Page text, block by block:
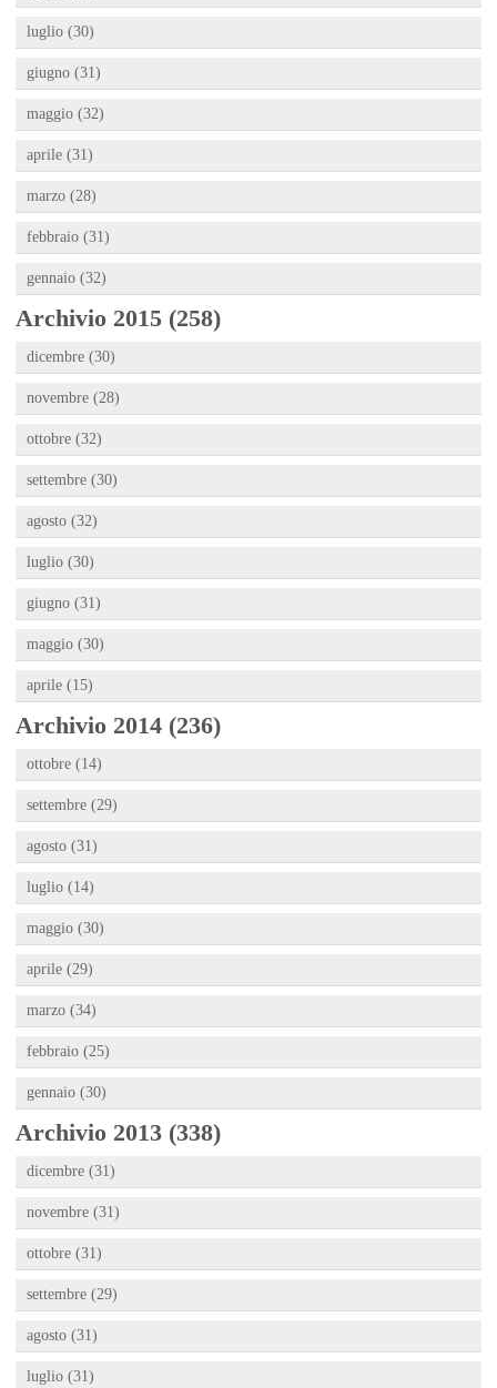
luglio (30)
giugno (31)
maggio (32)
aprile (31)
marzo (28)
febbraio (31)
gennaio (32)
Archivio 2015 (258)
dicembre (30)
novembre (28)
ottobre (32)
settembre (30)
agosto (32)
luglio (30)
giugno (31)
maggio (30)
aprile (15)
Archivio 2014 (236)
ottobre (14)
settembre (29)
agosto (31)
luglio (14)
maggio (30)
aprile (29)
marzo (34)
febbraio (25)
gennaio (30)
Archivio 2013 (338)
dicembre (31)
novembre (31)
ottobre (31)
settembre (29)
agosto (31)
luglio (31)